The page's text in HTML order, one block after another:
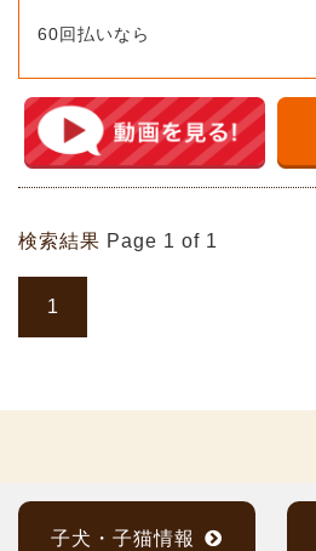
60回払いなら
検索結果 Page 1 of 1
1
子犬・子猫情報